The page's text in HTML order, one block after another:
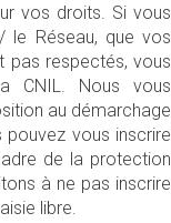
vos droits. Si vous
le Réseau, que vos
pas respectés, vous
CNIL. Nous vous
au démarchage
pouvez vous inscrire
de la protection
à ne pas inscrire
libre.